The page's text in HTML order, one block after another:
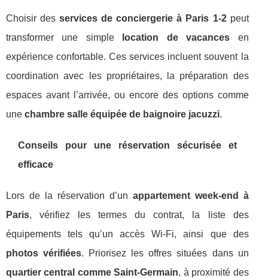
Choisir desservices de conciergerie à Paris 1-2peut
transformer une simple
location de vacances en
expérience confortable. Ces services incluent souvent la
coordination avec les propriétaires, la préparation des
espaces avant l’arrivée, ou encore des options comme
une chambre salle équipée de baignoire jacuzzi.
Conseils pour une réservation sécurisée et
efficace
Lors de la réservation d’un appartement week-end à
Paris, vérifiez les termes du contrat, la liste des
équipements tels qu’un accès Wi-Fi, ainsi que des
photos vérifiées. Priorisez les offres situées dans un
quartier central comme Saint-Germain, à proximité des